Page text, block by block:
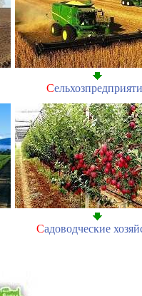
С
Садоводческие